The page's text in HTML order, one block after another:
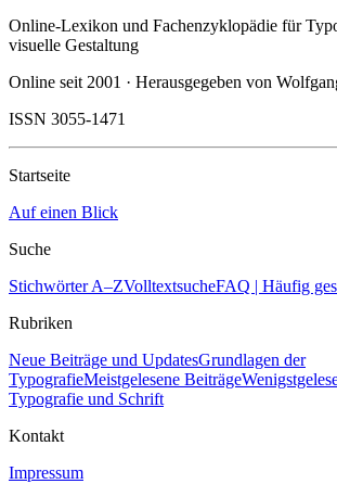
Online-Lexikon und Fachenzyklopädie für
visuelle Gestaltung
Online seit 2001 · Herausgegeben von
ISSN 3055-1471
Startseite
Auf einen Blick
Suche
Stichwörter A–ZVolltextsucheFAQ | Häufig
Rubriken
Neue Beiträge und UpdatesGrundlagen der
TypografieMeistgelesene Beiträge
Typografie und Schrift
Kontakt
Impressum